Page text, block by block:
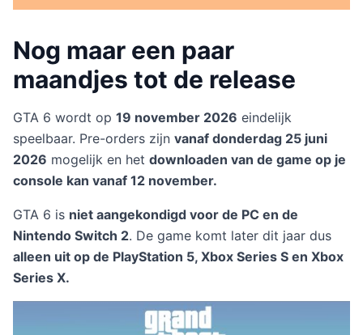
Nog maar een paar
maandjes tot de release
GTA 6 wordt op 19 november 2026 eindelijk
speelbaar. Pre-orders zijn vanaf donderdag 25 juni
2026 mogelijk en het downloaden van de game op je
console kan vanaf 12 november.
GTA 6 is niet aangekondigd voor de PC en de
Nintendo Switch 2. De game komt later dit jaar dus
alleen uit op de PlayStation 5, Xbox Series S en Xbox
Series X.